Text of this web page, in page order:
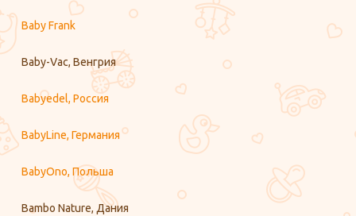
Baby Frank
Baby-Vac, Венгрия
Babyedel, Россия
BabyLine, Германия
BabyOno, Польша
Bambo Nature, Дания